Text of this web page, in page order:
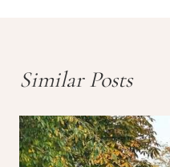
Similar Posts